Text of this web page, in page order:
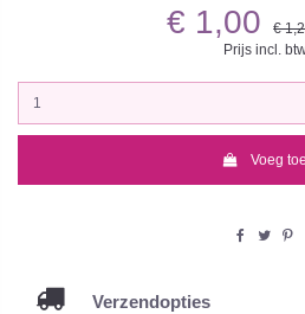
€ 1,00 €
Prijs incl.
Voeg toe
Verzendopties